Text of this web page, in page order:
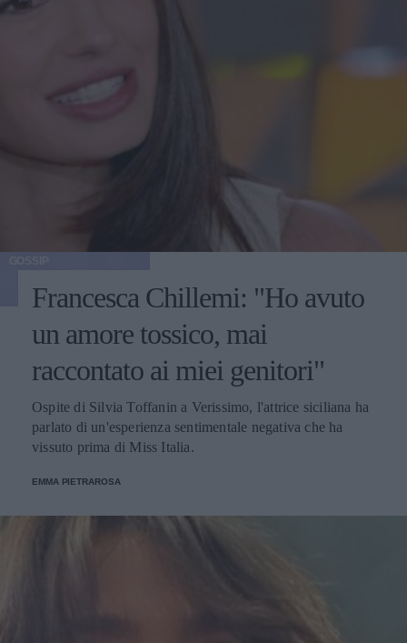
Francesca Chillemi: "Ho avuto
un amore tossico, mai
raccontato ai miei genitori"
Ospite di Silvia Toffanin a Verissimo, l'attrice siciliana ha
parlato di un'esperienza sentimentale negativa che ha
vissuto prima di Miss Italia.
EMMA PIETRAROSA